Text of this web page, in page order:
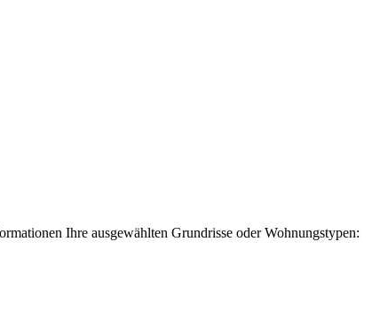
Ihre ausgewählten Grundrisse oder Wohnungstypen: